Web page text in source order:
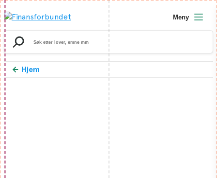
Search
for:
Meny
Hjem